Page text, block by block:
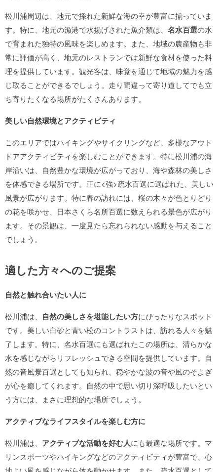
松川浦周辺は、地元で採れた新鮮な海の幸が豊富に揃っていま
す。特に、地元の漁港で水揚げされた魚介類は、 名水百選の水
で育まれた独特の風味を楽しめます。また、地域の農産物も非
常に評価が高く、地元のレストランでは新鮮な食材を使った料
理を提供しています。観光客は、味覚を通じて地域の魅力を感
じ取ることができるでしょう。走り間違って寄り道してでも立
ち寄りたくなる場所がたくさんあります。
美しい自然環境とアクティビティ
このエリアではハイキングやサイクリングなど、多様なアウト
ドアアクティビティを楽しむことができます。特に松川浦の海
岸沿いは、自然豊かな環境が広がっており、海や森林の美しさ
を体感できる場所です。正に<強>疏水百選に選ばれた、美しい
風景が広がります。特に春の訪れには、桜の木々が色とりどり
の花を咲かせ、日本さくら名所百選に数えられる景色が広がり
ます。その景観は、一度見たら忘れられない感動を与えること
でしょう。
適した方々へのご提案
自然と触れ合いたい人に
松川浦は、 自然の美しさを堪能したい方にぴったりなスポット
です。美しい白砂と青い松のコントラストは、訪れる人々を魅
了します。特に、名水百選にも選ばれたこの場所は、清らかな
水を感じながらリフレッシュできる空間を提供しています。自
然の音風景百選としても知られ、穏やかな波の音や風のそよぎ
が心を癒してくれます。自然の中で思い切り深呼吸したいとい
う方には、まさに理想的な場所でしょう。
アクティブなライフスタイルを楽しむ方に
松川浦は、 アクティブな活動を好む人にも最適な場所です。マ
リンスポーツやハイキングなどのアクティビティが豊富で、心